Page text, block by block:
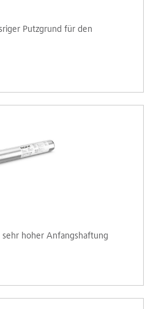
Putzgrund für den
hoher Anfangshaftung